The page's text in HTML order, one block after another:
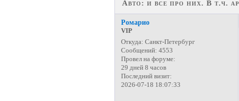
Авто: и все про них. В т.ч.
Ромарио
VIP
Откуда: Санкт-Петербург
Сообщений: 4553
Провел на форуме:
29 дней 8 часов
Последний визит:
2026-07-18 18:07:33